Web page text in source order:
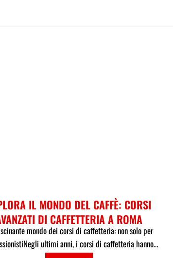
IL MONDO DEL CAFFÈ: CORSI
DI CAFFETTERIA A ROMA
mondo dei corsi di caffetteria: non solo per
ultimi anni, i corsi di caffetteria hanno